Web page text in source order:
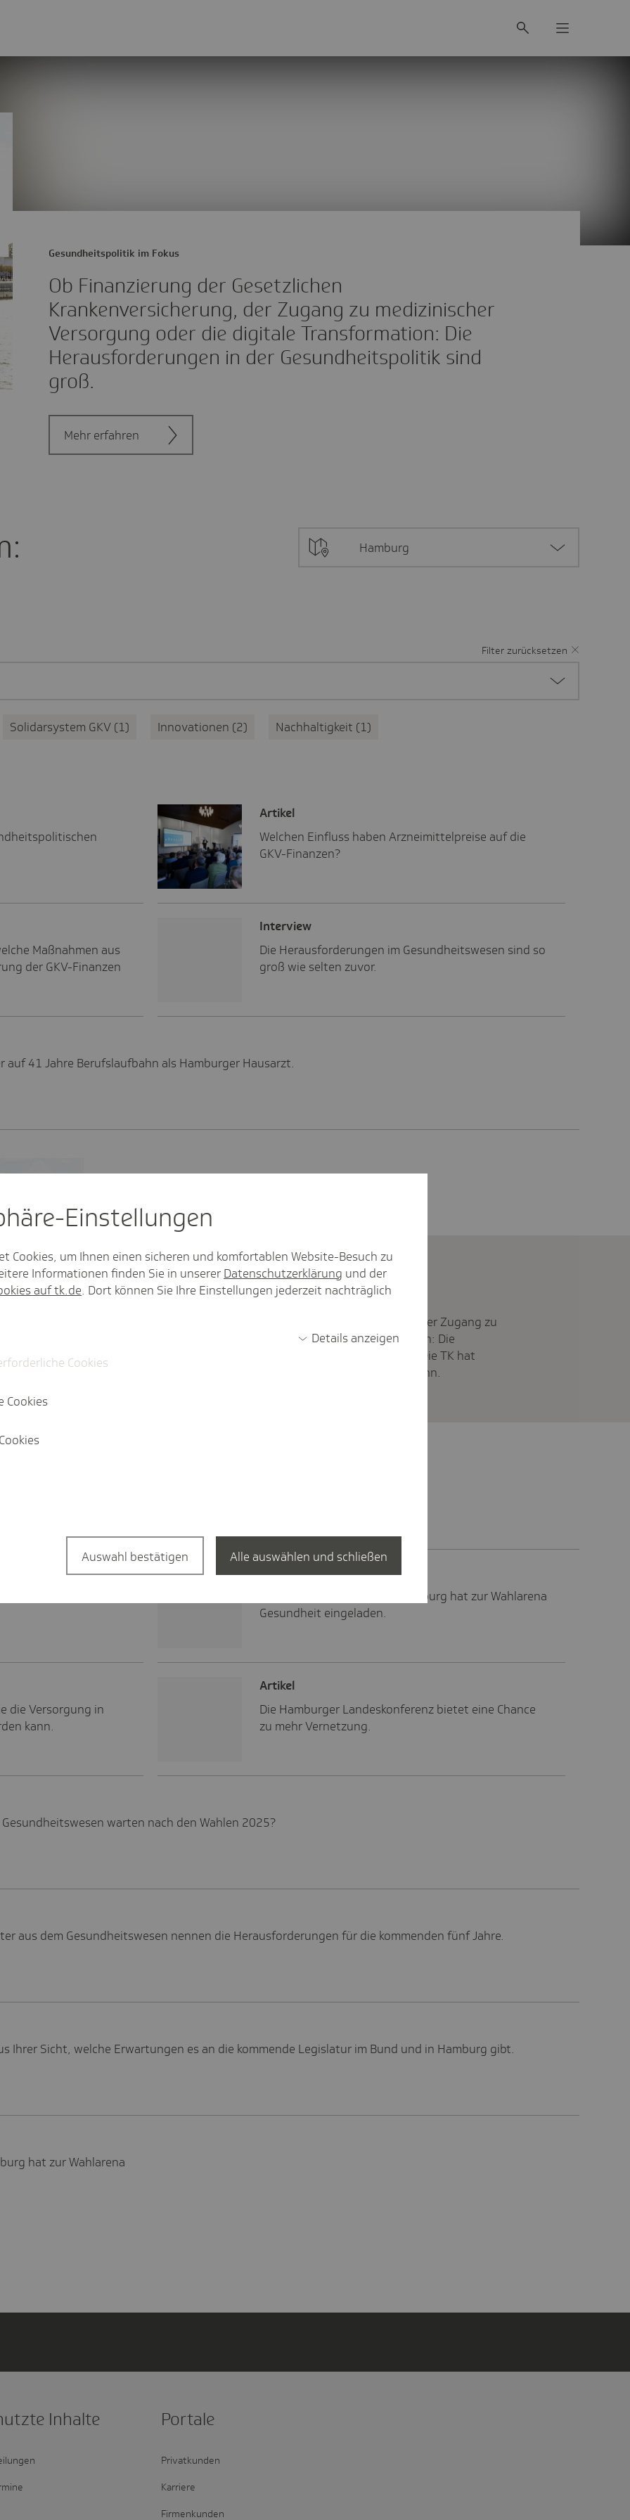
Ob Finanzierung der Gesetzlichen
Krankenversicherung, der Zugang zu medizinischer
Versorgung oder die digitale Transformation: Die
Herausforderungen in der Gesundheitspolitik sind
groß.
Gesundheitspolitik im Fokus
Mehr erfahren
Filter zurücksetzen
Solidarsystem GKV 1 Innovationen 2 Nachhaltigkeit 1
Hamburg
Artikel
Welchen Einfluss haben Arzneimittelpreise auf die
GKV-Finanzen?
Maßnahmen aus
der GKV-Finanzen
Inter­view
Die Herausforderungen im Gesundheitswesen sind so
groß wie selten zuvor.
auf 41 Jahre Berufslaufbahn als Hamburger Hausarzt.
Die Forde­rungen der TK
Themenspezial
Ob Finanzierung der Gesetzlichen Krankenversicherung, der Zugang zu
medizinischer Versorgung oder die digitale Transformation: Die
Herausforderungen in der Gesundheitspolitik sind groß. Die TK hat
Lösungen, wie das Gesundheitssystem besser werden kann.
im Bundestag.
in
Artikel
Die TK-Landesvertretung Hamburg hat zur Wahlarena
Gesundheit eingeladen.
die Versorgung in
kann.
Artikel
Die Hamburger Landeskonferenz bietet eine Chance
zu mehr Vernetzung.
warten nach den Wahlen 2025?
aus dem Gesundheitswesen nennen die Herausforderungen für die kommenden fünf Jahre.
Ihrer Sicht, welche Erwartungen es an die kommende Legislatur im Bund und in Hamburg gibt.
hat zur Wahlarena
Inhalte Portale
Privatkunden
Karriere
Firmenkunden
Einstel­lungen
Cookies, um Ihnen einen sicheren und komfortablen Website-Besuch zu
Informationen finden Sie in unserer Datenschutzerklärung und der
auf tk.de. Dort können Sie Ihre Einstellungen jederzeit nachträglich
Details anzeigen
Cookies
Cookies
Auswahl bestätigen Alle auswählen und schließen